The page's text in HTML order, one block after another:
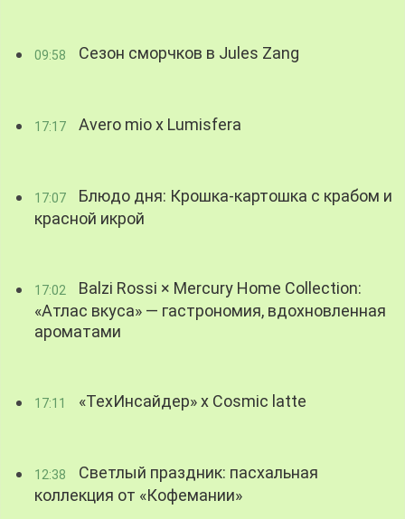
09:58 Сезон сморчков в Jules Zang
17:17 Avero mio x Lumisfera
17:07
Блюдо дня: Крошка-картошка с крабом и
красной икрой
17:02
Balzi Rossi × Mercury Home Collection:
«Атлас вкуса» — гастрономия, вдохновленная
ароматами
17:11 «ТехИнсайдер» х Cosmic latte
12:38
Светлый праздник: пасхальная
коллекция от «Кофемании»